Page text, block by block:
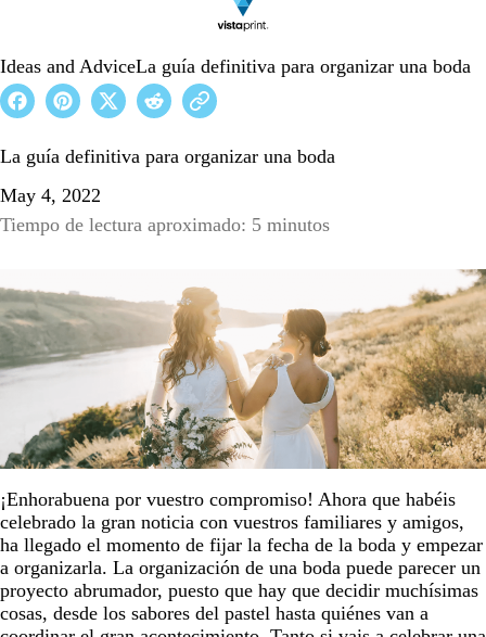
Ideas and AdviceLa guía definitiva para organizar una boda
La guía definitiva para organizar una boda
May 4, 2022
Tiempo de lectura aproximado: 5 minutos
¡Enhorabuena por vuestro compromiso! Ahora que habéis
celebrado la gran noticia con vuestros familiares y amigos,
ha llegado el momento de fijar la fecha de la boda y empezar
a organizarla. La organización de una boda puede parecer un
proyecto abrumador, puesto que hay que decidir muchísimas
cosas, desde los sabores del pastel hasta quiénes van a